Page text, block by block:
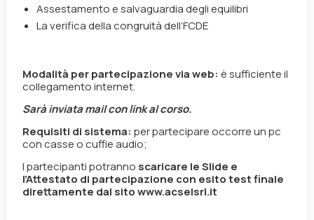
Assestamento e salvaguardia degli equilibri
La verifica della congruità dell’FCDE
Modalità per partecipazione via web:è sufficiente il
collegamento internet.
Sarà inviata mail con link al corso.
Requisiti di sistema:per partecipare occorre un pc
con casse o cuffie audio;
I partecipanti potranno scaricare le Slide e
l’Attestato di partecipazione con esito test finale
direttamente dal sitowww.acselsrl.it